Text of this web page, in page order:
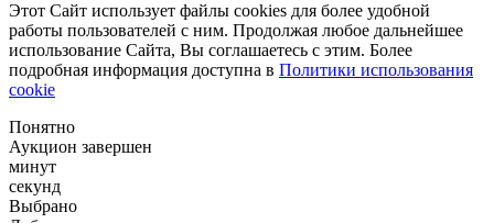
Этот Сайт использует файлы cookies для более удобной
работы пользователей с ним. Продолжая любое дальнейшее
использование Сайта, Вы соглашаетесь с этим. Более
подробная информация доступна в Политики использования
cookie
Понятно
Аукцион завершен
минут
секунд
Выбрано